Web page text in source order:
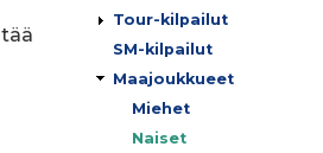
Tour-kilpailut
SM-kilpailut
Maajoukkueet
Miehet
Naiset